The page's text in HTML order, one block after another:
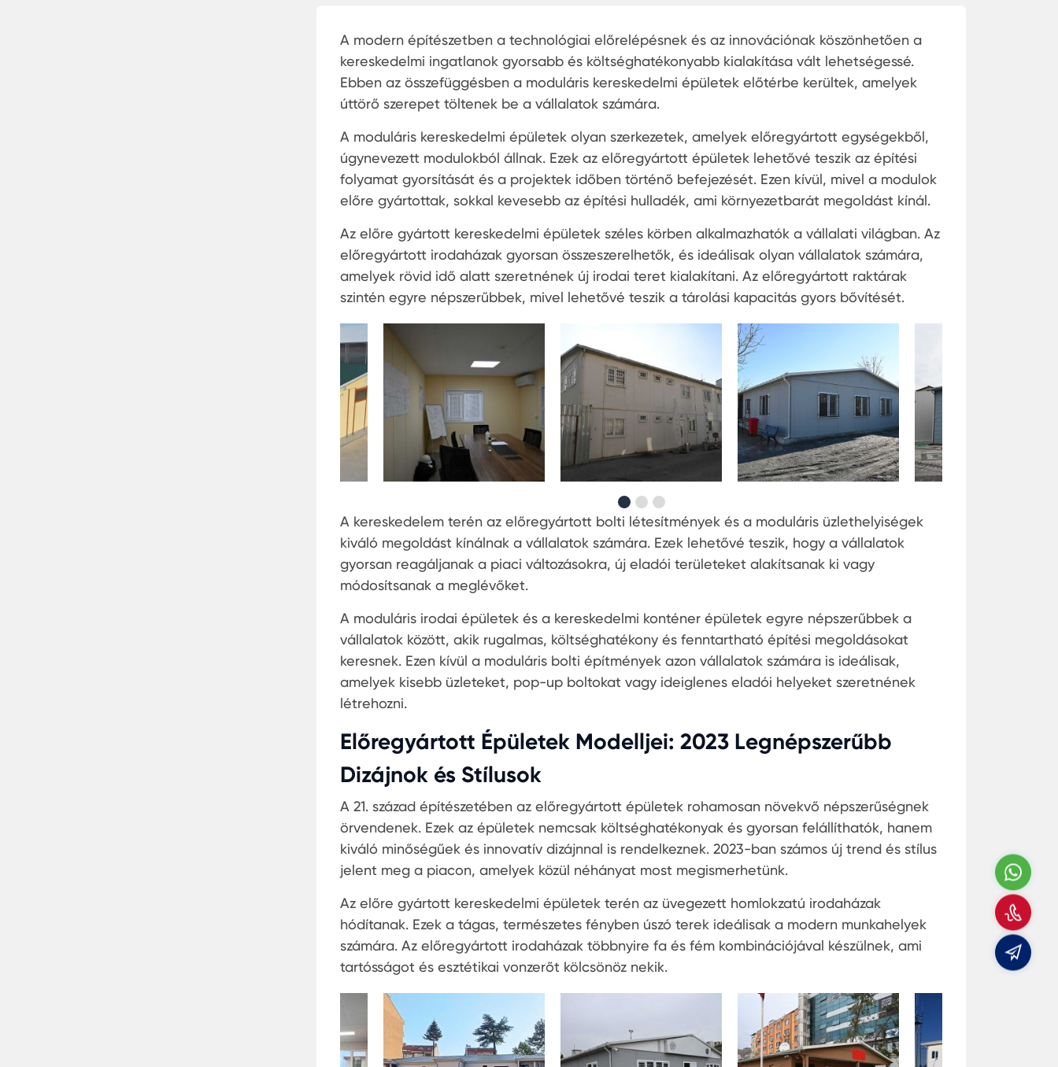
A modern építészetben a technológiai előrelépésnek és az innovációnak köszönhetően a
kereskedelmi ingatlanok gyorsabb és költséghatékonyabb kialakítása vált lehetségessé.
Ebben az összefüggésben a moduláris kereskedelmi épületek előtérbe kerültek, amelyek
úttörő szerepet töltenek be a vállalatok számára.
A moduláris kereskedelmi épületek olyan szerkezetek, amelyek előregyártott egységekből,
úgynevezett modulokból állnak. Ezek az előregyártott épületek lehetővé teszik az építési
folyamat gyorsítását és a projektek időben történő befejezését. Ezen kívül, mivel a modulok
előre gyártottak, sokkal kevesebb az építési hulladék, ami környezetbarát megoldást kínál.
Az előre gyártott kereskedelmi épületek széles körben alkalmazhatók a vállalati világban. Az
előregyártott irodaházak gyorsan összeszerelhetők, és ideálisak olyan vállalatok számára,
amelyek rövid idő alatt szeretnének új irodai teret kialakítani. Az előregyártott raktárak
szintén egyre népszerűbbek, mivel lehetővé teszik a tárolási kapacitás gyors bővítését.
A kereskedelem terén az előregyártott bolti létesítmények és a moduláris üzlethelyiségek
kiváló megoldást kínálnak a vállalatok számára. Ezek lehetővé teszik, hogy a vállalatok
gyorsan reagáljanak a piaci változásokra, új eladói területeket alakítsanak ki vagy
módosítsanak a meglévőket.
A moduláris irodai épületek és a kereskedelmi konténer épületek egyre népszerűbbek a
vállalatok között, akik rugalmas, költséghatékony és fenntartható építési megoldásokat
keresnek. Ezen kívül a moduláris bolti építmények azon vállalatok számára is ideálisak,
amelyek kisebb üzleteket, pop-up boltokat vagy ideiglenes eladói helyeket szeretnének
létrehozni.
Előregyártott Épületek Modelljei: 2023 Legnépszerűbb
Dizájnok és Stílusok
A 21. század építészetében az előregyártott épületek rohamosan növekvő népszerűségnek
örvendenek. Ezek az épületek nemcsak költséghatékonyak és gyorsan felállíthatók, hanem
kiváló minőségűek és innovatív dizájnnal is rendelkeznek. 2023-ban számos új trend és stílus
jelent meg a piacon, amelyek közül néhányat most megismerhetünk.
Az előre gyártott kereskedelmi épületek terén az üvegezett homlokzatú irodaházak
hódítanak. Ezek a tágas, természetes fényben úszó terek ideálisak a modern munkahelyek
számára. Az előregyártott irodaházak többnyire fa és fém kombinációjával készülnek, ami
tartósságot és esztétikai vonzerőt kölcsönöz nekik.